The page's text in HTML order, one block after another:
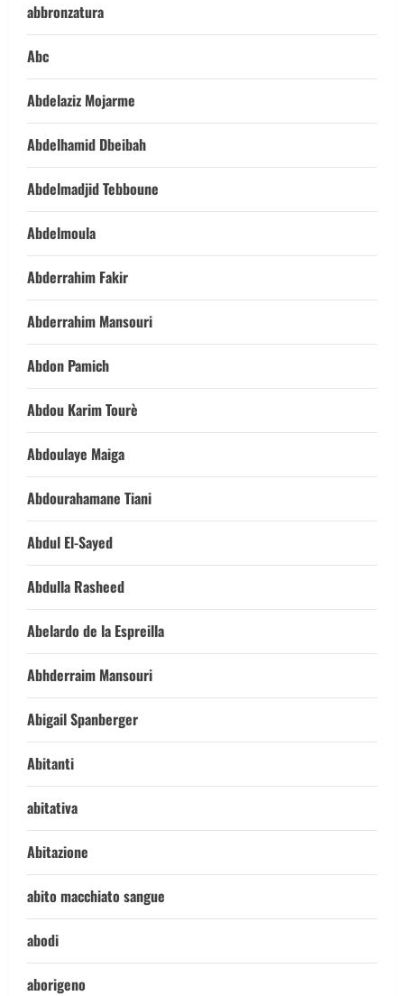
abbronzatura
Abc
Abdelaziz Mojarme
Abdelhamid Dbeibah
Abdelmadjid Tebboune
Abdelmoula
Abderrahim Fakir
Abderrahim Mansouri
Abdon Pamich
Abdou Karim Tourè
Abdoulaye Maiga
Abdourahamane Tiani
Abdul El-Sayed
Abdulla Rasheed
Abelardo de la Espreilla
Abhderraim Mansouri
Abigail Spanberger
Abitanti
abitativa
Abitazione
abito macchiato sangue
abodi
aborigeno